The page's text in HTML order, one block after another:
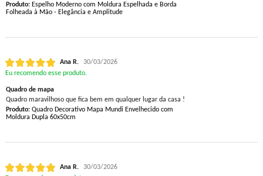
Produto:Espelho Moderno com Moldura Espelhada e Borda
Folheada à Mão - Elegância e Amplitude
Ana R.
30/03/2026
Eu recomendo esse produto.
Quadro de mapa
Quadro maravilhoso que fica bem em qualquer lugar da casa !
Produto:Quadro Decorativo Mapa Mundi Envelhecido com
Moldura Dupla 60x50cm
Ana R.
30/03/2026